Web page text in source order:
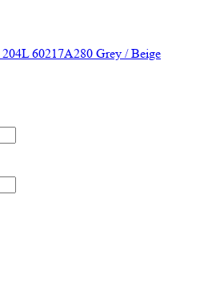
60217A280 Grey / Beige